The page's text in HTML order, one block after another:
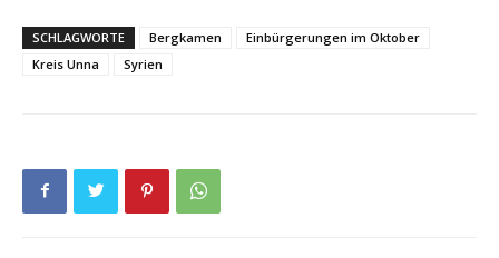
SCHLAGWORTE Bergkamen
Einbürgerungen im Oktober
Kreis Unna
Syrien